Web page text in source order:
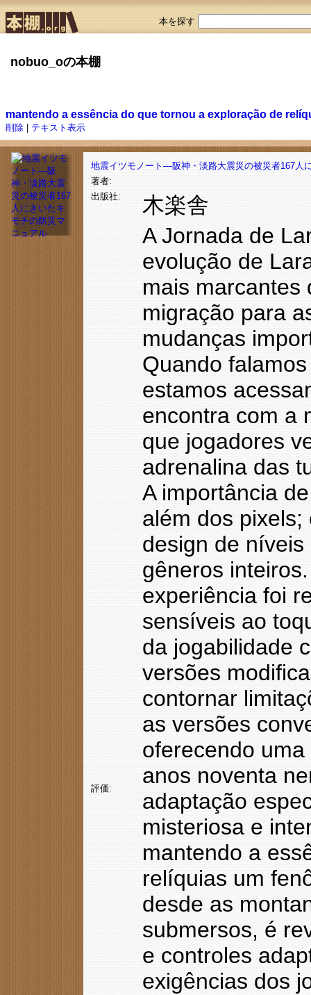
本を探す
nobuo_oの本棚
mantendo a essência do que tornou a exploração de
削除| テキスト表示
地震イツモノート―阪神・淡路大震災の被災者167人
著者:
出版社:
木楽舎
評価:
A Jornada de
evolução de
mais marcantes
migração para
mudanças
Quando
estamos
encontra com a
que jogadores
adrenalina das
A importância
além dos
design de
gêneros
experiência foi
sensíveis ao
da jogabilidade
versões
contornar
as versões
oferecendo
anos noventa
adaptação
misteriosa e
mantendo a
relíquias um
desde as
submersos, é
e controles
exigências dos